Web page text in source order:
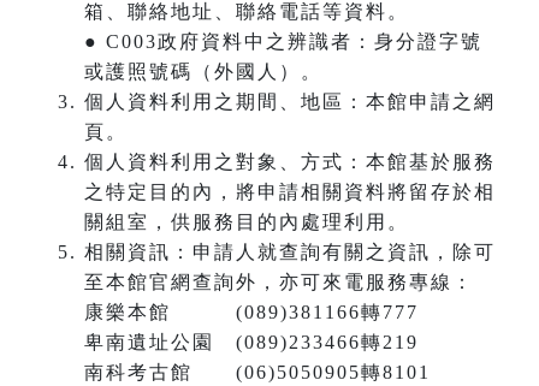
箱、聯絡地址、聯絡電話等資料。
● C003政府資料中之辨識者：身分證字號
或護照號碼（外國人）。
個人資料利用之期間、地區：本館申請之網
頁。
個人資料利用之對象、方式：本館基於服務
之特定目的內，將申請相關資料將留存於相
關組室，供服務目的內處理利用。
相關資訊：申請人就查詢有關之資訊，除可
至本館官網查詢外，亦可來電服務專線：
康樂本館 (089)381166轉777
卑南遺址公園 (089)233466轉219
南科考古館 (06)5050905轉8101